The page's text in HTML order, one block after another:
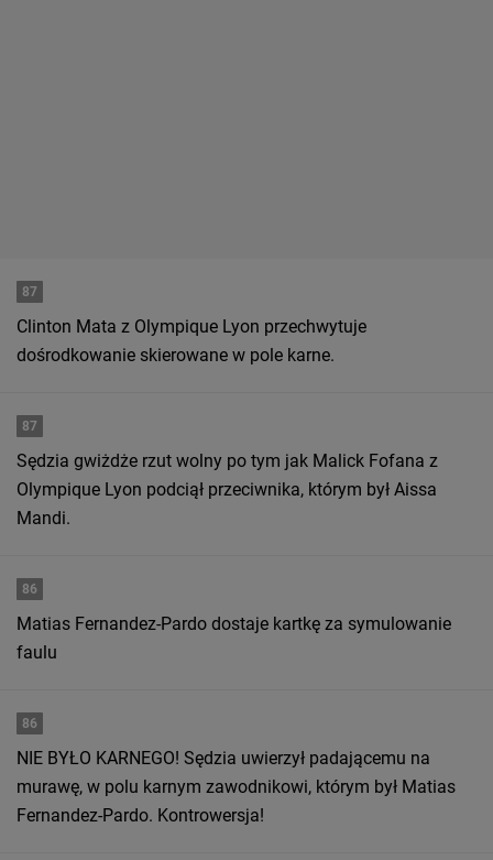
87
Clinton Mata z Olympique Lyon przechwytuje
dośrodkowanie skierowane w pole karne.
87
Sędzia gwiżdże rzut wolny po tym jak Malick Fofana z
Olympique Lyon podciął przeciwnika, którym był Aissa
Mandi.
86
Matias Fernandez-Pardo dostaje kartkę za symulowanie
faulu
86
NIE BYŁO KARNEGO! Sędzia uwierzył padającemu na
murawę, w polu karnym zawodnikowi, którym był Matias
Fernandez-Pardo. Kontrowersja!